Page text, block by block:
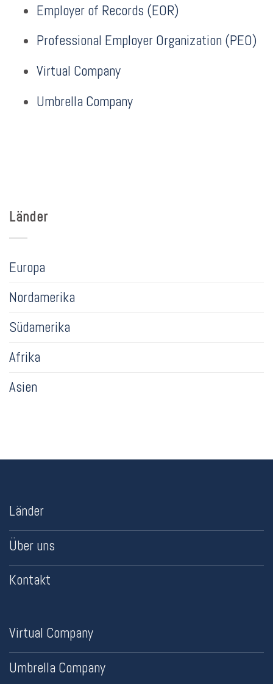
Employer of Records (EOR)
Professional Employer Organization (PEO)
Virtual Company
Umbrella Company
Länder
Europa
Nordamerika
Südamerika
Afrika
Asien
Länder
Über uns
Kontakt
Virtual Company
Umbrella Company